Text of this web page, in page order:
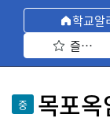
학교알
즐겨찾
중 목포